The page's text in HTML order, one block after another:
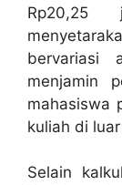
bervariasi
menjamin
mahasiswa
kuliah di
Selain